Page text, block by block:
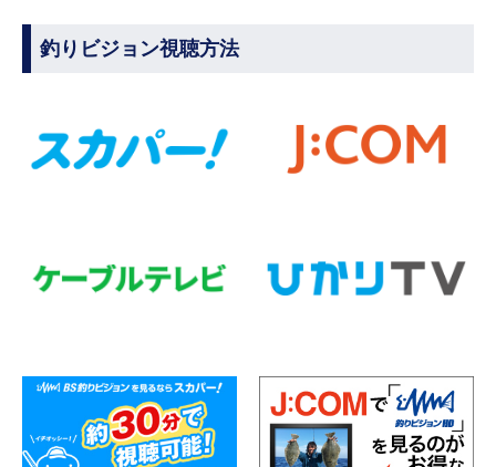
釣りビジョン視聴方法